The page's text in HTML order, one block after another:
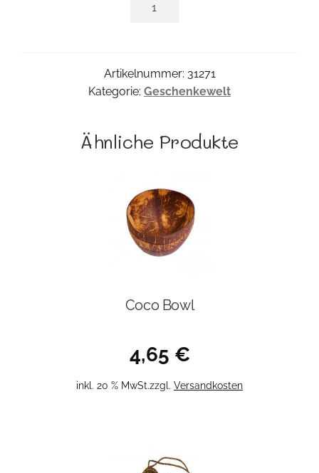
Artikelnummer: 31271
Kategorie: Geschenkewelt
Ähnliche Produkte
Coco Bowl
4,65 €
inkl. 20 % MwSt.zzgl. Versandkosten